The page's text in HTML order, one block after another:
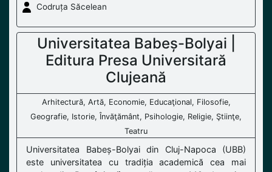
Codruța Săcelean
Universitatea Babeș-Bolyai |
Editura Presa Universitară
Clujeană
Arhitectură, Artă, Economie, Educaţional, Filosofie,
Geografie, Istorie, Învăţământ, Psihologie, Religie, Ştiinţe,
Teatru
Universitatea Babeș-Bolyai din Cluj-Napoca (UBB)
este universitatea cu tradiția academică cea mai